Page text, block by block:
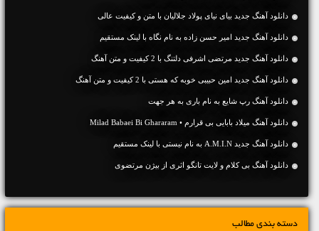
دانلود آهنگ جديد بیای نیای پولاد جلالیان با متن و کیفیت عالی
دانلود آهنگ جديد امیر حسن زاده به نام نگاه با لینک مستقیم
دانلود آهنگ جديد مرتضی اشرفی دلتنگ با 2 کیفیت و متن آهنگ
دانلود آهنگ جديد امین حبیبی خوبه که هستی با 2 کیفیت و متن آهنگ
دانلود آهنگ رپ شایع به نام باری به هر جهت
دانلود آهنگ میلاد بابایی بی قرارم • Milad Babaei Bi Ghararam
دانلود آهنگ جديد A.M.I.N به نام نیستی با لینک مستقیم
دانلود آهنگ بی کلام و لایت تانگو اثری از بیژن مرتضوی
دسته بندی مطالب